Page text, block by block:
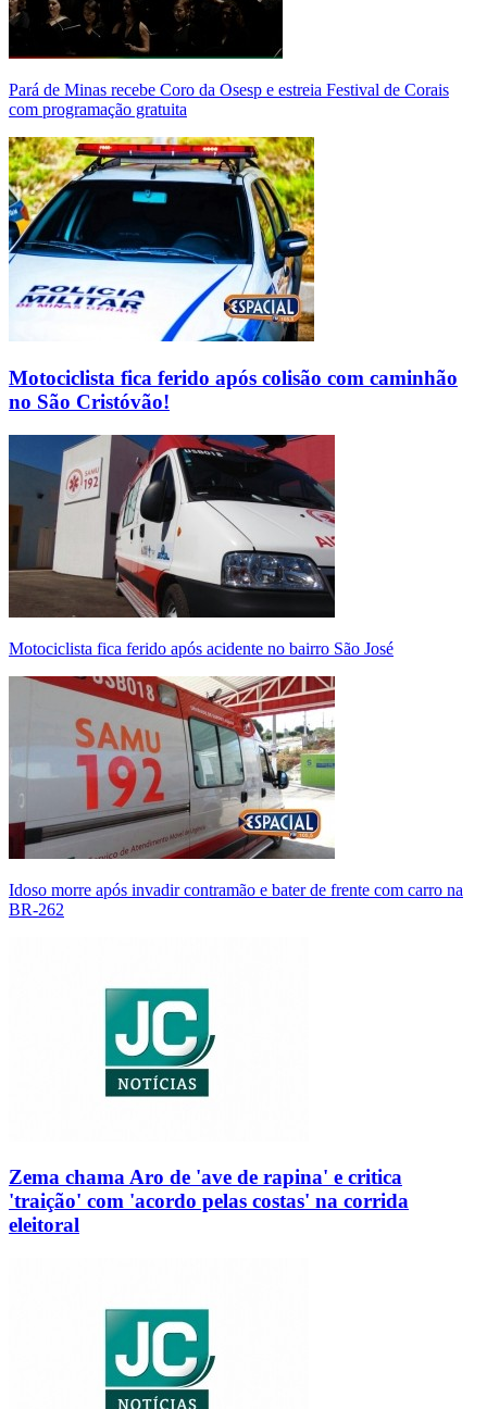
Pará de Minas recebe Coro da Osesp e estreia Festival de Corais
com programação gratuita
Motociclista fica ferido após colisão com caminhão
no São Cristóvão!
Motociclista fica ferido após acidente no bairro São José
Idoso morre após invadir contramão e bater de frente com carro na
BR-262
Zema chama Aro de 'ave de rapina' e critica
'traição' com 'acordo pelas costas' na corrida
eleitoral